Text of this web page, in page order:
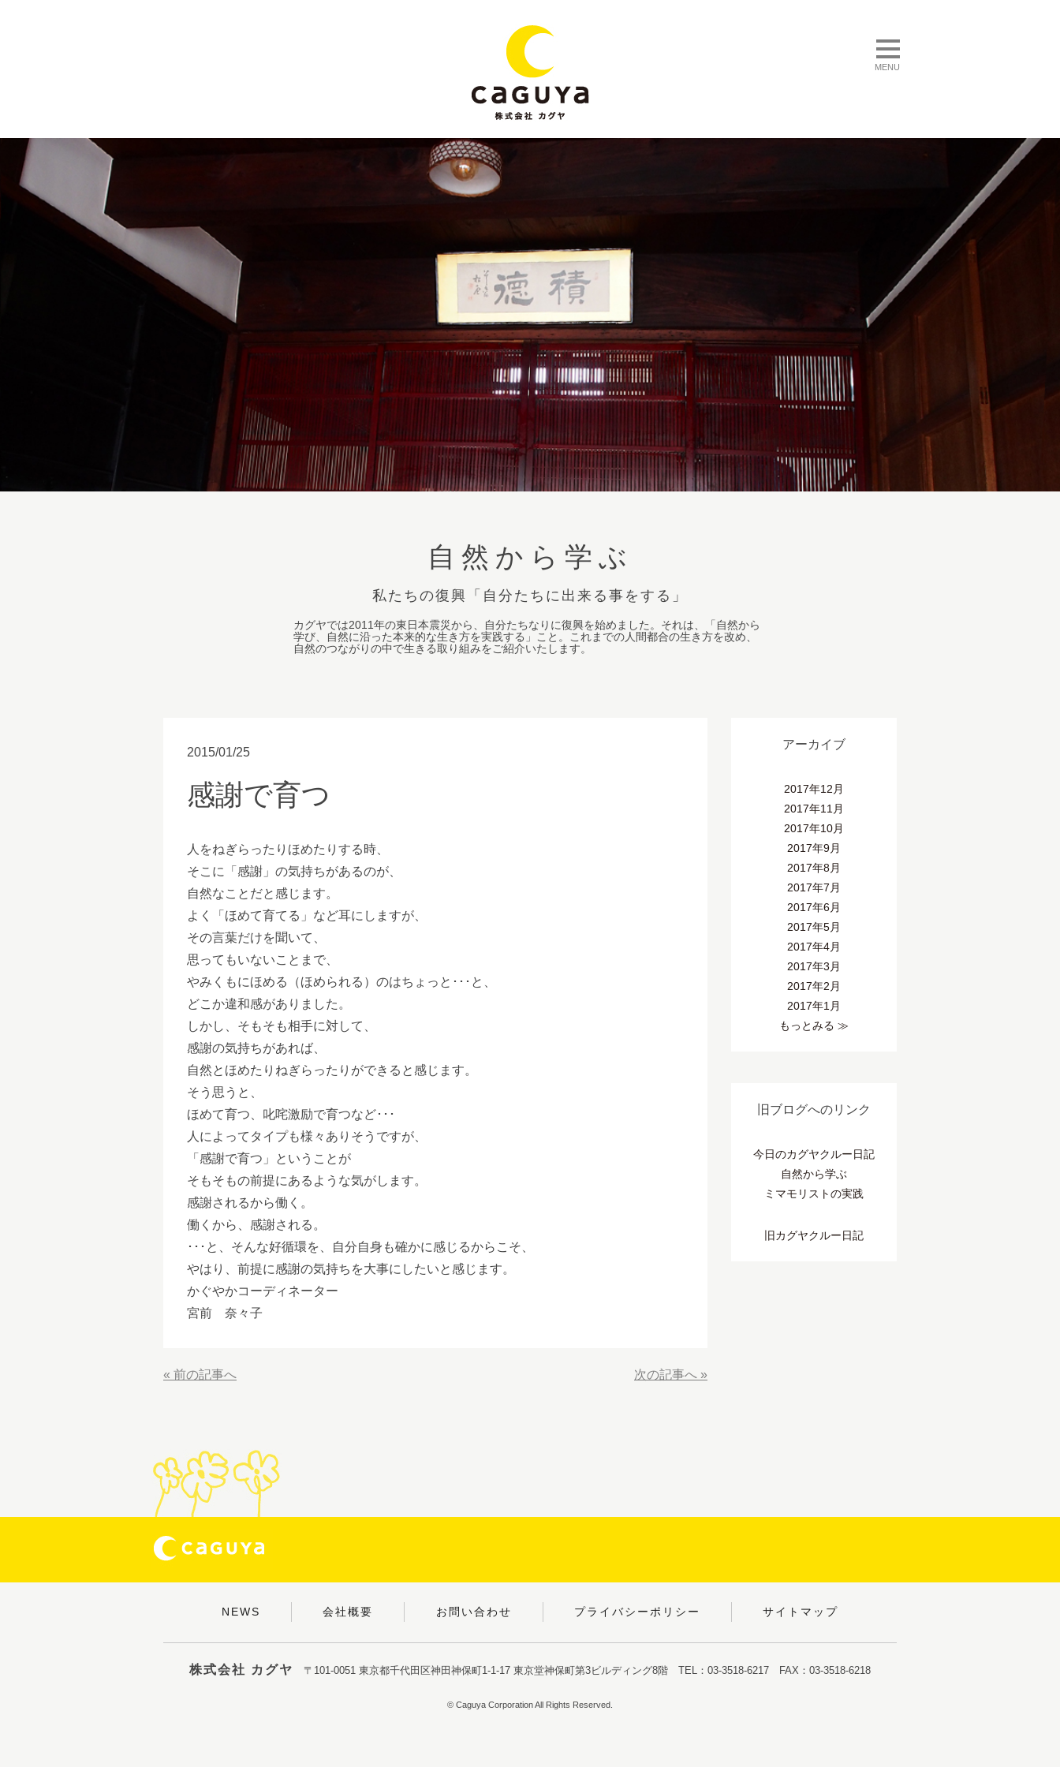
toggle navigation
MENU
自然から学ぶ
私たちの復興「自分たちに出来る事をする」
カグヤでは2011年の東日本震災から、自分たちなりに復興を始めました。それは、「自然から
学び、自然に沿った本来的な生き方を実践する」こと。これまでの人間都合の生き方を改め、
自然のつながりの中で生きる取り組みをご紹介いたします。
2015/01/25
感謝で育つ
人をねぎらったりほめたりする時、
そこに「感謝」の気持ちがあるのが、
自然なことだと感じます。
よく「ほめて育てる」など耳にしますが、
その言葉だけを聞いて、
思ってもいないことまで、
やみくもにほめる（ほめられる）のはちょっと･･･と、
どこか違和感がありました。
しかし、そもそも相手に対して、
感謝の気持ちがあれば、
自然とほめたりねぎらったりができると感じます。
そう思うと、
ほめて育つ、叱咤激励で育つなど･･･
人によってタイプも様々ありそうですが、
「感謝で育つ」ということが
そもそもの前提にあるような気がします。
感謝されるから働く。
働くから、感謝される。
･･･と、そんな好循環を、自分自身も確かに感じるからこそ、
やはり、前提に感謝の気持ちを大事にしたいと感じます。
かぐやかコーディネーター
宮前 奈々子
« 前の記事へ 次の記事へ »
アーカイブ
2017年12月
2017年11月
2017年10月
2017年9月
2017年8月
2017年7月
2017年6月
2017年5月
2017年4月
2017年3月
2017年2月
2017年1月
もっとみる ≫
旧ブログへのリンク
今日のカグヤクルー日記
自然から学ぶ
ミマモリストの実践
旧カグヤクルー日記
NEWS 会社概要 お問い合わせ プライバシーポリシー サイトマップ
株式会社 カグヤ 〒101-0051 東京都千代田区神田神保町1-1-17 東京堂神保町第3ビルディング8階 TEL：03-3518-6217 FAX：03-3518-6218
© Caguya Corporation All Rights Reserved.